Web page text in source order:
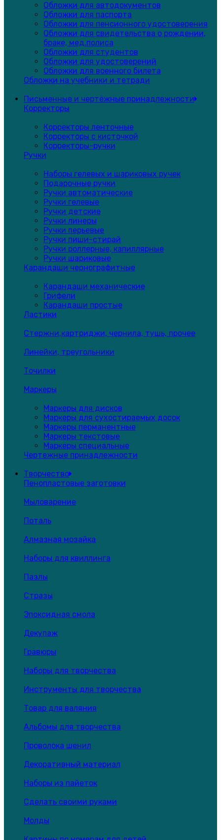
Обложки для автодокументов
Обложки для паспорта
Обложки для пенсионного удостоверения
Обложки для свидетельства о рождении,
браке, мед.полиса
Обложки для студентов
Обложки для удостоверений
Обложки для военного билета
Обложки на учебники и тетради
Письменные и чертёжные принадлежности
Корректоры
Корректоры ленточные
Корректоры с кисточкой
Корректоры-ручки
Ручки
Наборы гелевых и шариковых ручек
Подарочные ручки
Ручки автоматические
Ручки гелевые
Ручки детские
Ручки линеры
Ручки перьевые
Ручки пиши-стирай
Ручки роллерные, капиллярные
Ручки шариковые
Карандаши чернографитные
Карандаши механические
Грифели
Карандаши простые
Ластики
Стержни,картриджи, чернила, тушь, прочее
Линейки, треугольники
Точилки
Маркеры
Маркеры для дисков
Маркеры для сухостираемых досок
Маркеры перманентные
Маркеры текстовые
Маркеры специальные
Чертежные принадлежности
Творчество
Пенопластовые заготовки
Мыловарение
Поталь
Алмазная мозайка
Наборы для квиллинга
Пазлы
Стразы
Эпоксидная смола
Декупаж
Гравюры
Наборы для творчества
Инструменты для творчества
Товар для валяния
Альбомы для творчества
Проволока шенил
Декоративный материал
Наборы из пайеток
Сделать своими руками
Молды